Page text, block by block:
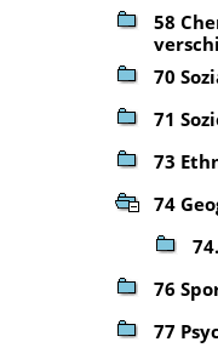
58
70
71
73
74
76
77